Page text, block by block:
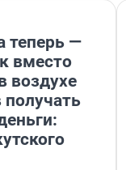
теперь —
вместо
воздухе